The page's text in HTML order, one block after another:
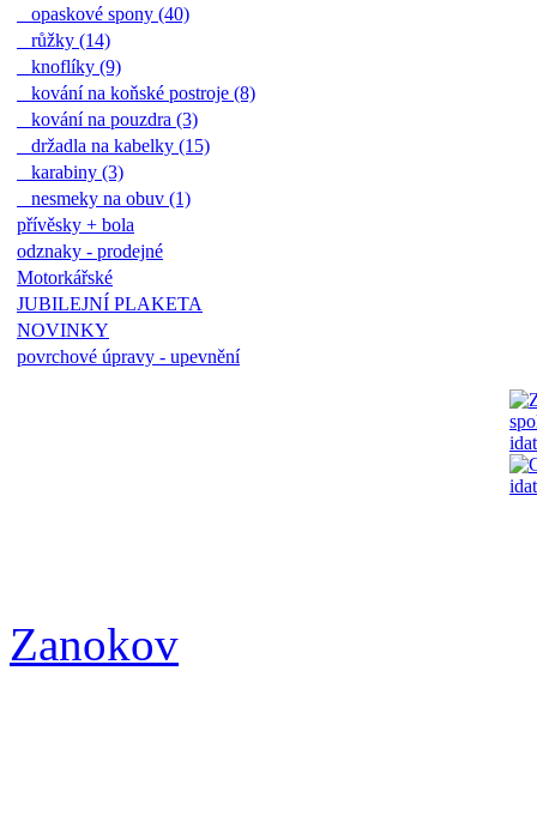
opaskové spony (40)
růžky (14)
knoflíky (9)
kování na koňské postroje (8)
kování na pouzdra (3)
držadla na kabelky (15)
karabiny (3)
nesmeky na obuv (1)
přívěsky + bola
odznaky - prodejné
Motorkářské
JUBILEJNÍ PLAKETA
NOVINKY
povrchové úpravy - upevnění
Zanokov